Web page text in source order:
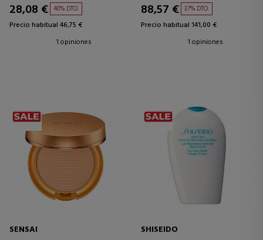
28,08 € 40% DTO.
Precio habitual 46,75 €
1 opiniones
88,57 € 37% DTO.
Precio habitual 141,00 €
1 opiniones
SENSAI
SHISEIDO